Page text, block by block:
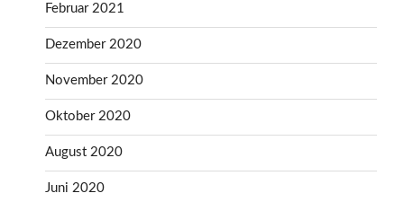
Februar 2021
Dezember 2020
November 2020
Oktober 2020
August 2020
Juni 2020